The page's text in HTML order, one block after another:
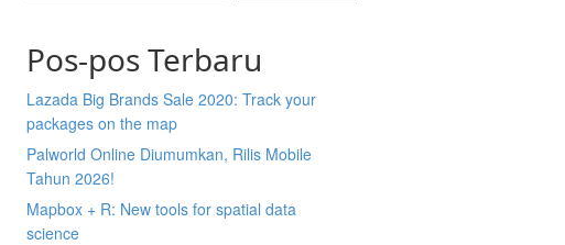
Pos-pos Terbaru
Lazada Big Brands Sale 2020: Track your
packages on the map
Palworld Online Diumumkan, Rilis Mobile
Tahun 2026!
Mapbox + R: New tools for spatial data
science